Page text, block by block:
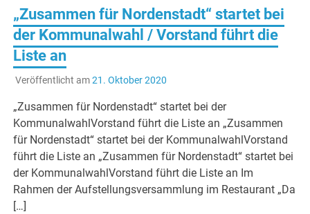
„Zusammen für Nordenstadt“ startet bei
der Kommunalwahl / Vorstand führt die
Liste an
Veröffentlicht am21. Oktober 2020
„Zusammen für Nordenstadt“ startet bei der
KommunalwahlVorstand führt die Liste an „Zusammen
für Nordenstadt“ startet bei der KommunalwahlVorstand
führt die Liste an „Zusammen für Nordenstadt“ startet bei
der KommunalwahlVorstand führt die Liste an Im
Rahmen der Aufstellungsversammlung im Restaurant „Da
[…]